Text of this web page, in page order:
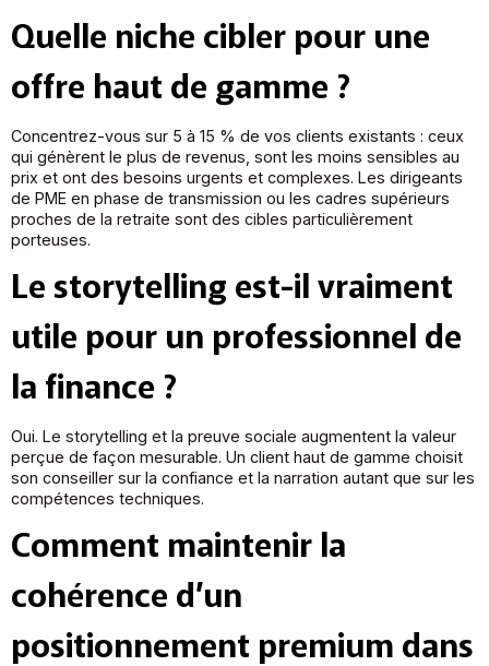
Quelle niche cibler pour une
offre haut de gamme ?
Concentrez-vous sur 5 à 15 % de vos clients existants : ceux
qui génèrent le plus de revenus, sont les moins sensibles au
prix et ont des besoins urgents et complexes. Les dirigeants
de PME en phase de transmission ou les cadres supérieurs
proches de la retraite sont des cibles particulièrement
porteuses.
Le storytelling est-il vraiment
utile pour un professionnel de
la finance ?
Oui. Le storytelling et la preuve sociale augmentent la valeur
perçue de façon mesurable. Un client haut de gamme choisit
son conseiller sur la confiance et la narration autant que sur les
compétences techniques.
Comment maintenir la
cohérence d’un
positionnement premium dans